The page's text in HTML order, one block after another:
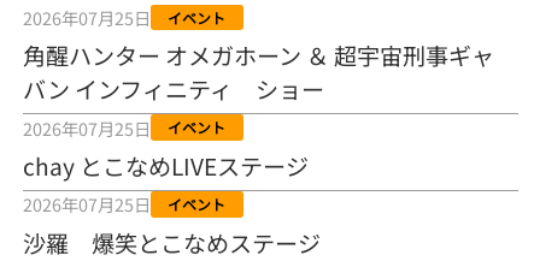
ド！／常滑ボート
2026年08月04日
【ボートレース】「しょっぱいですね」初優勝の宮崎心之介が水神
祭で満面の笑み／常滑 - 日刊スポーツ
2026年08月04日
【ボート】とこなめルーキーＳ 宮崎心之介がデビューから１年９カ
月で初優勝
2026年08月04日
2026年07月25日 イベント
角醒ハンター オメガホーン ＆ 超宇宙刑事ギャ
バン インフィニティ ショー
2026年07月25日 イベント
chay とこなめLIVEステージ
2026年07月25日 イベント
沙羅 爆笑とこなめステージ